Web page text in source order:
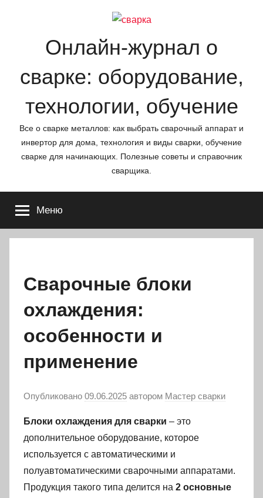
содержимомуОнлайн-журнал о
сварке: оборудование,
технологии, обучение
Все о сварке металлов: как выбрать сварочный аппарат и
инвертор для дома, технология и виды сварки, обучение
сварке для начинающих. Полезные советы и справочник
сварщика.
Меню
Сварочные блоки
охлаждения:
особенности и
применение
Опубликовано 09.06.2025 автором Мастер сварки
Блоки охлаждения для сварки – это
дополнительное оборудование, которое
используется с автоматическими и
полуавтоматическими сварочными аппаратами.
Продукция такого типа делится на 2 основные